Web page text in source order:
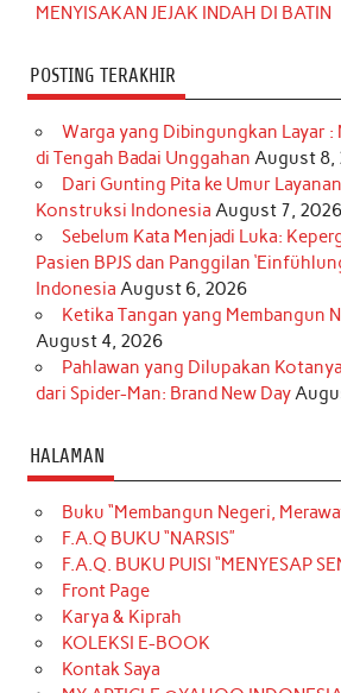
MENYISAKAN JEJAK INDAH DI BATIN
POSTING TERAKHIR
Warga yang Dibingungkan Layar :
di Tengah Badai Unggahan August 8,
Dari Gunting Pita ke Umur
Konstruksi Indonesia August 7, 2026
Sebelum Kata Menjadi Luka:
Pasien BPJS dan Panggilan
Indonesia August 6, 2026
Ketika Tangan yang Membangun
August 4, 2026
Pahlawan yang Dilupakan
dari Spider-Man: Brand New Day
HALAMAN
Buku “Membangun Negeri,
F.A.Q BUKU “NARSIS”
F.A.Q. BUKU PUISI “MENYESAP
Front Page
Karya & Kiprah
KOLEKSI E-BOOK
Kontak Saya